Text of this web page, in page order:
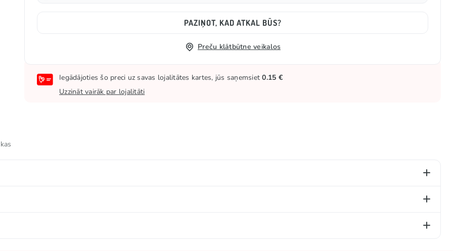
PAZIŅOT, KAD ATKAL BŪS?
Preču klātbūtne veikalos
Iegādājoties šo preci uz savas lojalitātes kartes, jūs saņemsiet0.15 €
Uzzināt vairāk par lojalitāti
glicerīns, skābuma regulētājs (E330), emulgators (E322 (SOJA)), antioksidants (E321), krāsviela